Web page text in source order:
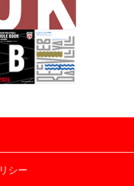
シー